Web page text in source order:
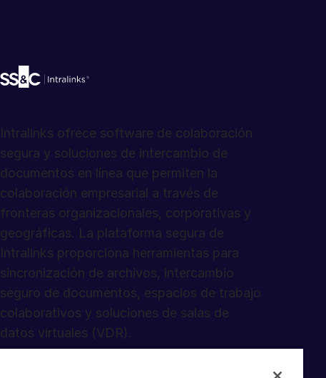
Intralinks ofrece software de colaboración
segura y soluciones de intercambio de
documentos en línea que permiten la
colaboración empresarial a través de
fronteras organizacionales, corporativas y
geográficas. La plataforma segura de
Intralinks proporciona herramientas para
sincronización de archivos, intercambio
seguro de documentos, espacios de trabajo
colaborativos y soluciones de salas de
datos virtuales (VDR).